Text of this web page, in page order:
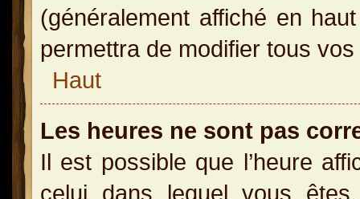
(généralement affiché en
permettra de modifier tous
Haut
Les heures ne sont pas
Il est possible que l’heure
celui dans lequel vous